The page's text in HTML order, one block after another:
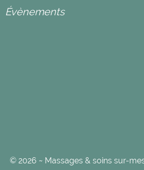
Évènements
© 2026 ~ Massages & soins sur-